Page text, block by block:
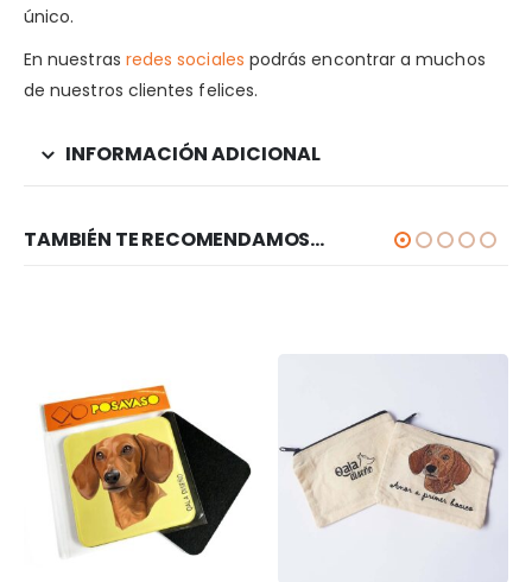
único.
En nuestras redes sociales podrás encontrar a muchos
de nuestros clientes felices.
INFORMACIÓN ADICIONAL
TAMBIÉN TE RECOMENDAMOS…